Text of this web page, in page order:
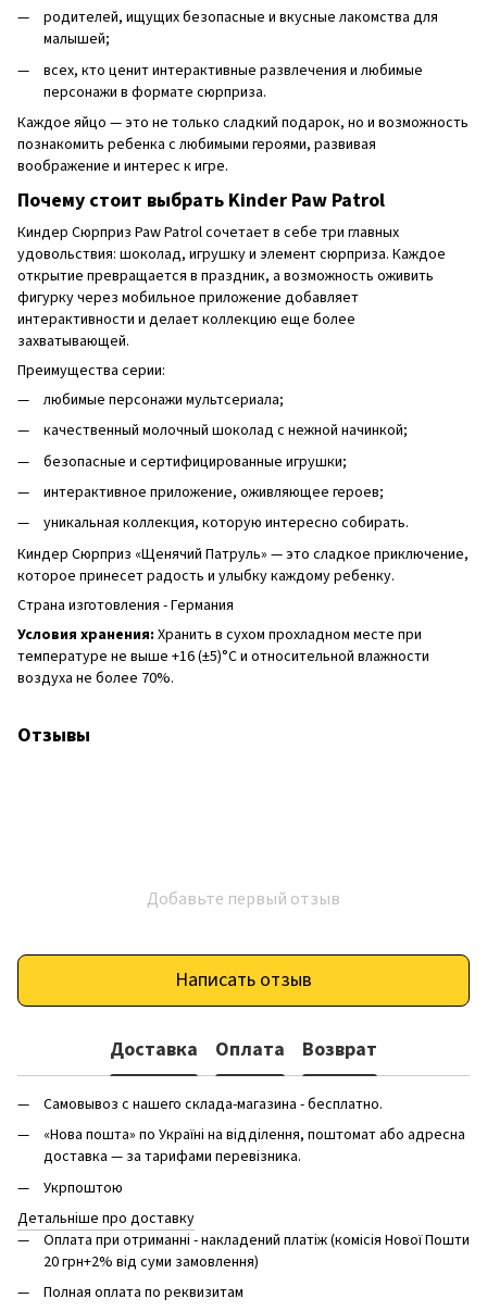
родителей, ищущих безопасные и вкусные лакомства для
малышей;
всех, кто ценит интерактивные развлечения и любимые
персонажи в формате сюрприза.
Каждое яйцо — это не только сладкий подарок, но и возможность
познакомить ребенка с любимыми героями, развивая
воображение и интерес к игре.
Почему стоит выбрать Kinder Paw Patrol
Киндер Сюрприз Paw Patrol сочетает в себе три главных
удовольствия: шоколад, игрушку и элемент сюрприза. Каждое
открытие превращается в праздник, а возможность оживить
фигурку через мобильное приложение добавляет
интерактивности и делает коллекцию еще более
захватывающей.
Преимущества серии:
любимые персонажи мультсериала;
качественный молочный шоколад с нежной начинкой;
безопасные и сертифицированные игрушки;
интерактивное приложение, оживляющее героев;
уникальная коллекция, которую интересно собирать.
Киндер Сюрприз «Щенячий Патруль» — это сладкое приключение,
которое принесет радость и улыбку каждому ребенку.
Страна изготовления - Германия
Условия хранения: Хранить в сухом прохладном месте при
температуре не выше +16 (±5)°C и относительной влажности
воздуха не более 70%.
Отзывы
Добавьте первый отзыв
Написать отзыв
Доставка Оплата Возврат
Самовывоз с нашего склада-магазина - бесплатно.
«Нова пошта» по Україні на відділення, поштомат або адресна
доставка — за тарифами перевізника.
Укрпоштою
Детальніше про доставку
Оплата при отриманні - накладений платіж (комісія Нової Пошти
20 грн+2% від суми замовлення)
Полная оплата по реквизитам